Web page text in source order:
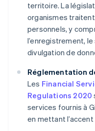
territoire. La
organismes
personnels, y
l’enregistrement,
divulgation de
Réglementation
Les Financial
Regulations 2020
services fournis à
en mettant